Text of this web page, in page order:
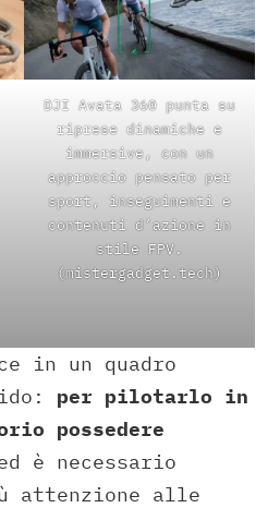
DJI Avata 360 punta su
riprese dinamiche e
immersive, con un
approccio pensato per
sport, inseguimenti e
contenuti d’azione in
stile FPV.
(mistergadget.tech)
in un quadro
per pilotarlo in
possedere
è necessario
attenzione alle